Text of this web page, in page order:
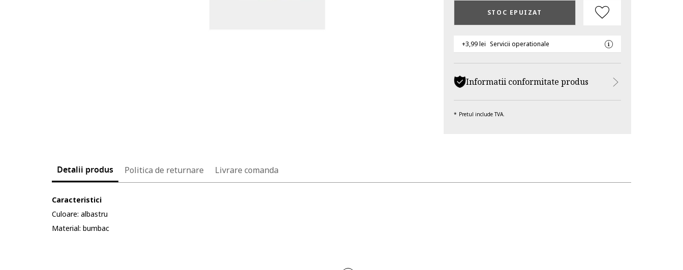
STOC EPUIZAT
+3,99 lei Servicii operationale
Informatii conformitate produs
Pretul include TVA.
Detalii produs Politica de returnare Livrare comanda
Caracteristici
Culoare: albastru
Material: bumbac